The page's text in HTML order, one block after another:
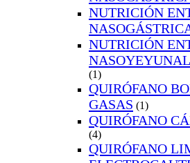
NUTRICIÓN
NUTRICIÓN
(1)
QUIRÓFANO
GASAS (1)
QUIRÓFANO
(4)
QUIRÓFANO